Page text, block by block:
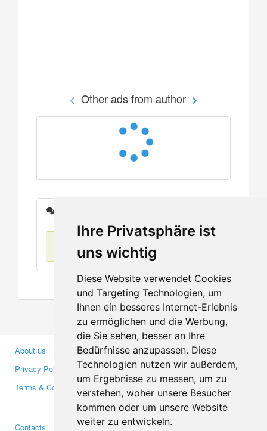
Ihre Privatsphäre ist
uns wichtig
Diese Website verwendet Cookies
und Targeting Technologien, um
Ihnen ein besseres Internet-Erlebnis
zu ermöglichen und die Werbung,
die Sie sehen, besser an Ihre
Bedürfnisse anzupassen. Diese
Technologien nutzen wir außerdem,
um Ergebnisse zu messen, um zu
verstehen, woher unsere Besucher
kommen oder um unsere Website
weiter zu entwickeln.
Other ads from author
No items found
About us
Privacy Policy
Terms & Conditions
Business Partners
Investors
Media
Contacts
Facebook